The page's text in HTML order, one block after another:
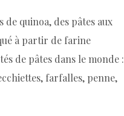
quinoa, des pâtes aux
à partir de farine
de pâtes dans le monde :
farfalles, penne,